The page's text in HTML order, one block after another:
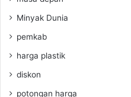
Minyak Dunia
pemkab
harga plastik
diskon
potongan harga